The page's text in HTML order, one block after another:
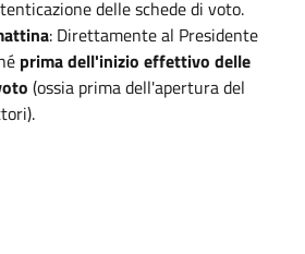
delle schede di voto.
: Direttamente al Presidente
prima dell'inizio effettivo delle
(ossia prima dell'apertura del